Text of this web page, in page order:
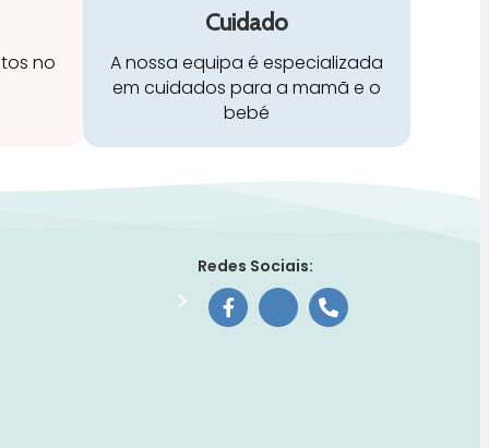
no
Cuidado
A nossa equipa é especializada
em cuidados para a mamã e o
bebé
Redes Sociais: